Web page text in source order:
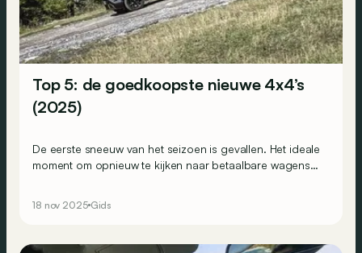
Top 5: de goedkoopste nieuwe 4x4’s
(2025)
De eerste sneeuw van het seizoen is gevallen. Het ideale
moment om opnieuw te kijken naar betaalbare wagens
nog kunt vinden om de winter te trotseren.
18 nov 2025 Gids